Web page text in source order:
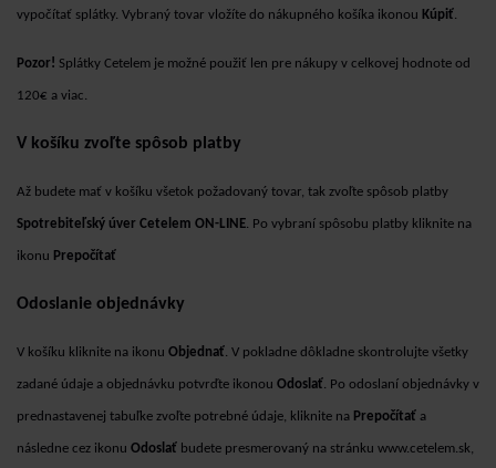
vypočítať splátky. Vybraný tovar vložíte do nákupného košíka ikonou Kúpiť.
Pozor! Splátky Cetelem je možné použiť len pre nákupy v celkovej hodnote od
120€ a viac.
V košíku zvoľte spôsob platby
Až budete mať v košíku všetok požadovaný tovar, tak zvoľte spôsob platby
Spotrebiteľský úver Cetelem ON-LINE. Po vybraní spôsobu platby kliknite na
ikonu Prepočítať
Odoslanie objednávky
V košíku kliknite na ikonu Objednať. V pokladne dôkladne skontrolujte všetky
zadané údaje a objednávku potvrďte ikonou Odoslať. Po odoslaní objednávky v
prednastavenej tabuľke zvoľte potrebné údaje, kliknite na Prepočítať a
následne cez ikonu Odoslať budete presmerovaný na stránku www.cetelem.sk,